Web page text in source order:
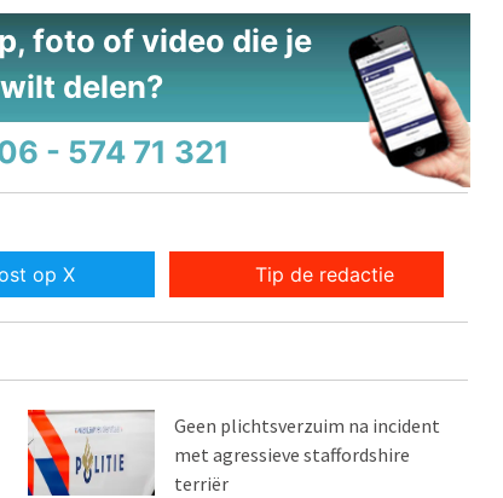
foto of video die je
delen?
- 574 71 321
op X Tip de redactie
Geen plichtsverzuim na incident
met agressieve staffordshire
terriër